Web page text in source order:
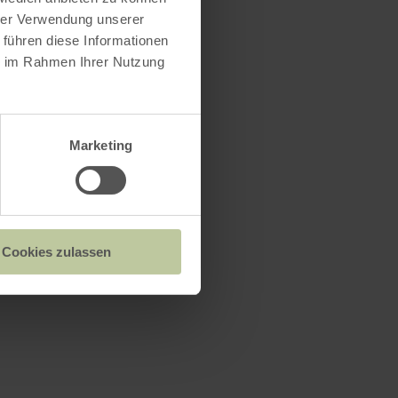
Verwendung unserer
diese Informationen
Rahmen Ihrer Nutzung
Marketing
Cookies zulassen